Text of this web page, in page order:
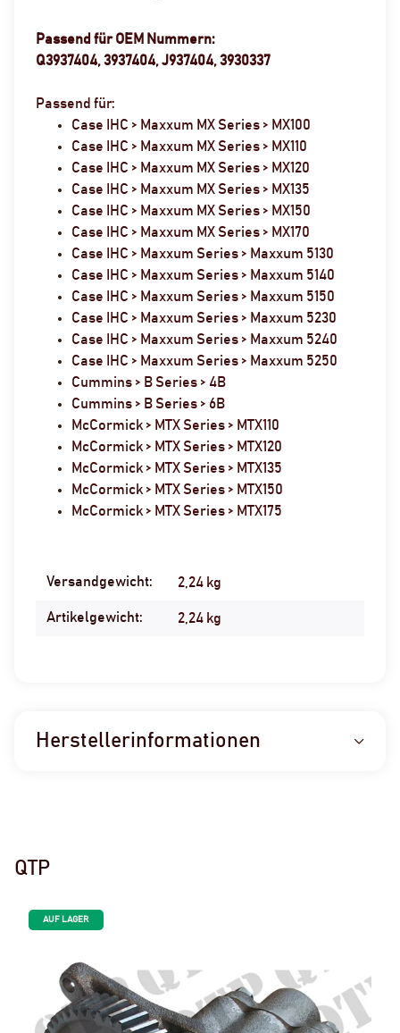
Passend für OEM Nummern:
Q3937404, 3937404, J937404, 3930337
Passend für:
Case IHC > Maxxum MX Series > MX100
Case IHC > Maxxum MX Series > MX110
Case IHC > Maxxum MX Series > MX120
Case IHC > Maxxum MX Series > MX135
Case IHC > Maxxum MX Series > MX150
Case IHC > Maxxum MX Series > MX170
Case IHC > Maxxum Series > Maxxum 5130
Case IHC > Maxxum Series > Maxxum 5140
Case IHC > Maxxum Series > Maxxum 5150
Case IHC > Maxxum Series > Maxxum 5230
Case IHC > Maxxum Series > Maxxum 5240
Case IHC > Maxxum Series > Maxxum 5250
Cummins > B Series > 4B
Cummins > B Series > 6B
McCormick > MTX Series > MTX110
McCormick > MTX Series > MTX120
McCormick > MTX Series > MTX135
McCormick > MTX Series > MTX150
McCormick > MTX Series > MTX175
Produkteigenschaft
Wert
Versandgewicht: 2,24 kg
Artikelgewicht: 2,24 kg
Herstellerinformationen
QTP
AUF LAGER